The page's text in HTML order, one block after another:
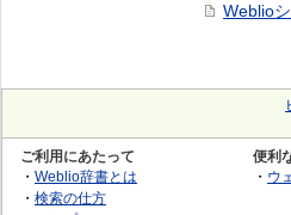
Weblio
ご利用にあたって
・ Weblio辞書とは
・ 検索の仕方
便利
・ ウ